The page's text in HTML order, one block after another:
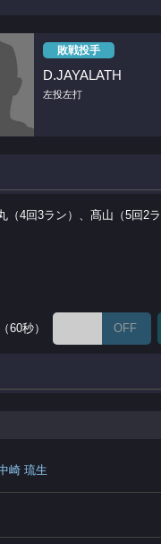
敗戦投手
D.JAYALATH
左投左打
（4回3ラン）、髙山（5回2ラ
60秒） OFF
崎 琉生